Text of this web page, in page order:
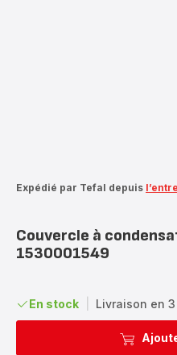
Expédié par Tefal depuis
Couvercle à
1530001549
En stock Livraison en